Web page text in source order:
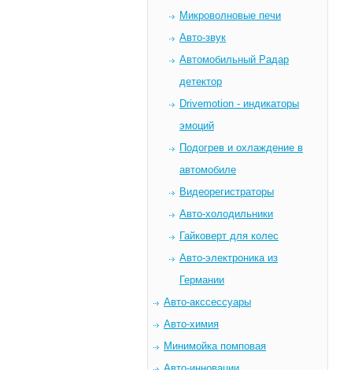
Микроволновые печи
Авто-звук
Автомобильный Радар
детектор
Drivemotion - индикаторы
эмоций
Подогрев и охлаждение в
автомобиле
Видеорегистраторы
Авто-холодильники
Гайковерт для колес
Авто-электроника из
Германии
Авто-акссессуары
Авто-химия
Минимойка помповая